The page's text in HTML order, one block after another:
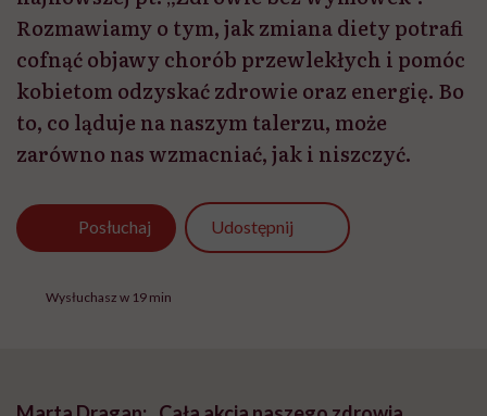
Rozmawiamy o tym, jak zmiana diety potrafi
cofnąć objawy chorób przewlekłych i pomóc
kobietom odzyskać zdrowie oraz energię. Bo
to, co ląduje na naszym talerzu, może
zarówno nas wzmacniać, jak i niszczyć.
Posłuchaj Udostępnij
Wysłuchasz w 19 min